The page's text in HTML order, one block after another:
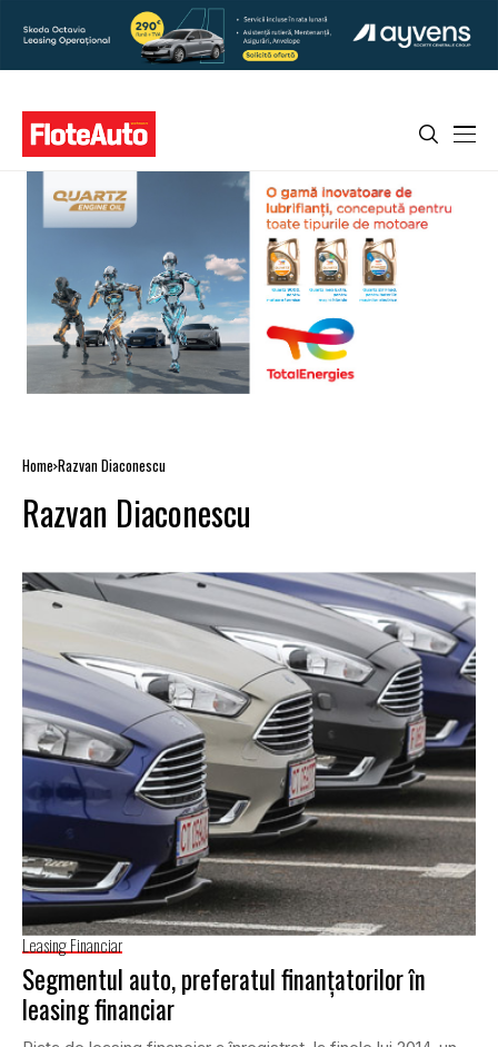
Home Razvan Diaconescu
Razvan Diaconescu
Leasing Financiar
Segmentul auto, preferatul finanţatorilor în
leasing financiar